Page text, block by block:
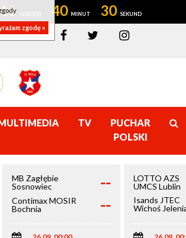
16 40 30
TV
PUCHAR
POLSKI
MB Zagłębie
Sosnowiec
--
Contimax MOSIR
Bochnia
--
LOTTO AZS
UMCS Lublin
Isands JTEC
Wichoś
zgodę »